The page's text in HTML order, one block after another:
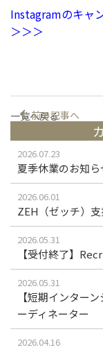
Instagramのキャ
＞＞＞
前の記事へ
一覧へ戻る
2026.07.23
夏季休業のお知ら
2026.06.01
ZEH（ゼッチ）
2026.05.31
【受付終了】
2026.05.31
【短期インター
ーディネーター
2026.04.16